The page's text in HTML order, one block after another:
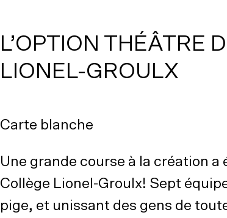
L’OPTION THÉÂTRE
LIONEL-GROULX
Carte blanche
Une grande course à la création a
Collège Lionel-Groulx! Sept
pige, et unissant des gens de